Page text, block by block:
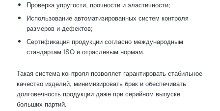
Проверка упругости, прочности и эластичности;
Использование автоматизированных систем контроля
размеров и дефектов;
Сертификация продукции согласно международным
стандартам ISO и отраслевым нормам.
Такая система контроля позволяет гарантировать стабильное
качество изделий, минимизировать брак и обеспечивать
долговечность продукции даже при серийном выпуске
больших партий.